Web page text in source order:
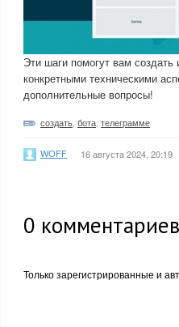
Эти шаги помогут вам
конкретными техническими
дополнительные вопросы!
создать бота телеграмме
WOFF 16 августа 2024, 20:19
0 комментариев
Только зарегистрированные и